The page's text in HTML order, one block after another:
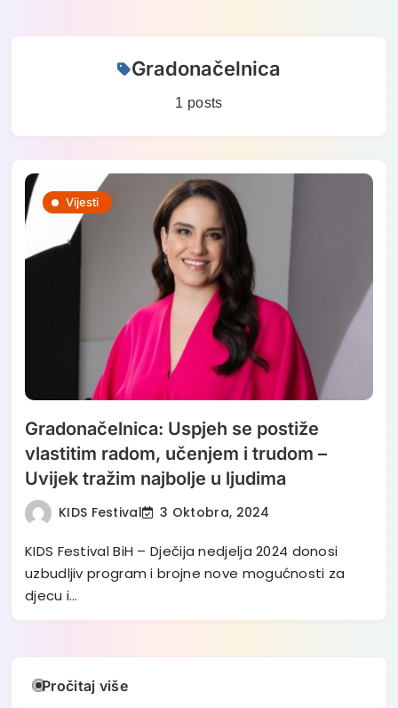
Gradonačelnica
1 posts
Vijesti
Gradonačelnica: Uspjeh se postiže
vlastitim radom, učenjem i trudom –
Uvijek tražim najbolje u ljudima
KIDS Festival 3 Oktobra, 2024
KIDS Festival BiH – Dječija nedjelja 2024 donosi
uzbudljiv program i brojne nove mogućnosti za
djecu i…
Pročitaj više